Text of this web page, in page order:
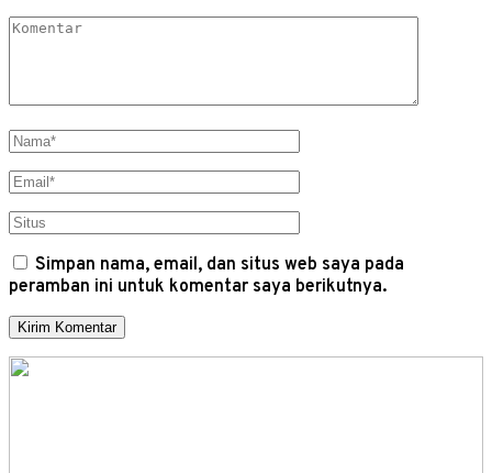
Simpan nama, email, dan situs web saya pada
peramban ini untuk komentar saya berikutnya.